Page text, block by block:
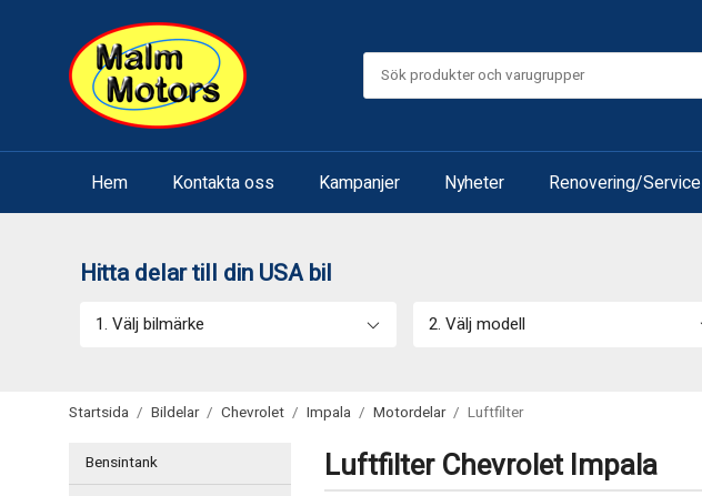
Hem Kontakta oss Kampanjer Nyheter Renovering/Service
Hitta delar till din USA bil
1. Välj bilmärke 2. Välj modell
Startsida / Bildelar / Chevrolet / Impala / Motordelar / Luftfilter
Bensintank Luftfilter Chevrolet Impala